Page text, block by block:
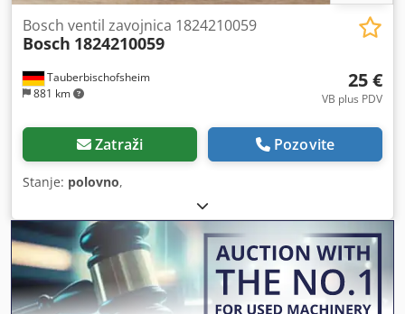
Tauberbischofsheim
881 km
Bosch ventil zavojnica 1824210059
Bosch 1824210059
25 €
VB plus PDV
Zatraži Pozovite
Stanje: polovno,